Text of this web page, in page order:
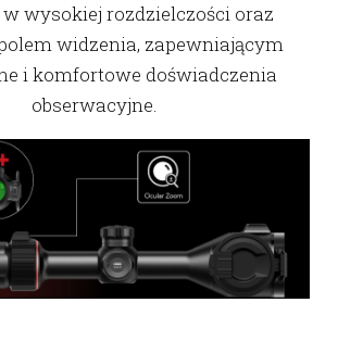
wysokiej rozdzielczości oraz
widzenia, zapewniającym
i komfortowe doświadczenia
obserwacyjne.